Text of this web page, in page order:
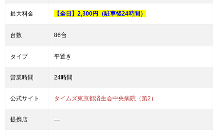
最大料金 【全日】2,300円（駐車後24時間）
台数 86台
タイプ 平置き
営業時間 24時間
公式サイト タイムズ東京都済生会中央病院（第2）
提携店 ―